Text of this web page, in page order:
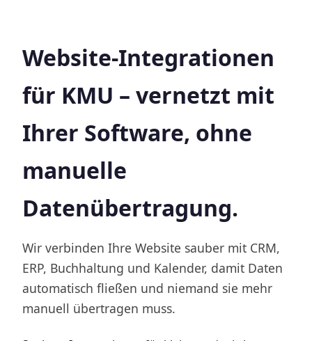
Website-Integrationen
für KMU – vernetzt mit
Ihrer Software, ohne
manuelle
Datenübertragung.
Wir verbinden Ihre Website sauber mit CRM,
ERP, Buchhaltung und Kalender, damit Daten
automatisch fließen und niemand sie mehr
manuell übertragen muss.